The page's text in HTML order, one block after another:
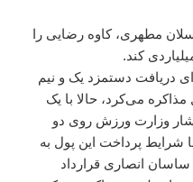
مطهری، کاوه رضایی را
کند.
دریافت دستمزد یک و نیم
می‌کرد، حالا با یک
وزارت ورزش روی دو
پرداخت این پول به
ساسان انصاری قرارداد